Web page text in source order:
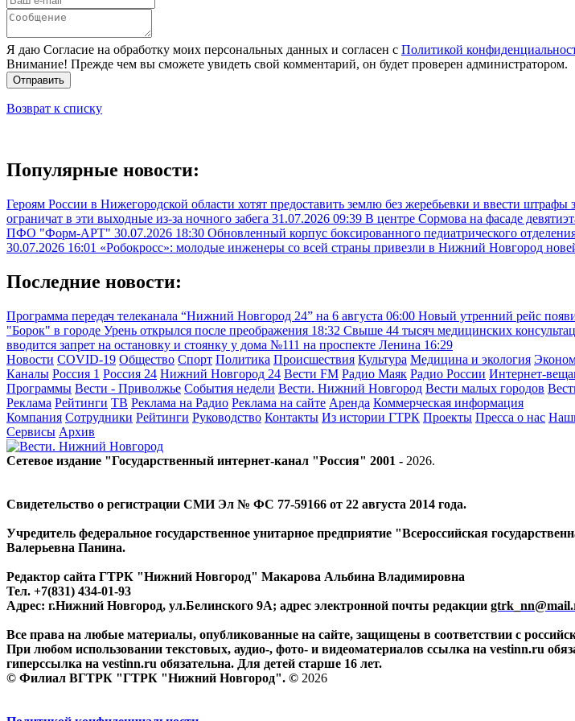
Я даю Согласие на обработку моих персональных данных и согласен с Политикой
Внимание! Прежде чем вы сможете увидеть свой комментарий, он будет проверен администратором.
Отправить
Возврат к списку
Популярные новости:
Героям России в Нижегородской области хотят предоставить землю без жеребьевки и ввести штрафы
ограничат в эти выходные из-за ночного забега 31.07.2026 09:39 В центре Сормова на фасаде
ПФО "Форм-АРТ" 30.07.2026 18:30 Обновленный корпус боксированного педиатрического
30.07.2026 16:01 «Робокросс»: молодые инженеры со всей страны привезли в Нижний Новгород
Последние новости:
Программа передач телеканала “Нижний Новгород 24” на 6 августа 06:00 Новый утренний рейс
"Борок" в городе Урень открылся после преображения 18:32 Свыше 44 тысяч медицинских
вводится запрет на остановку и стоянку у дома №111 на проспекте Ленина 16:29
Новости COVID-19 Общество Спорт Политика Происшествия Культура Медицина и экология
Каналы Россия 1 Россия 24 Нижний Новгород 24 Вести FM Радио Маяк Радио России Интернет-
Программы Вести - Приволжье События недели Вести. Нижний Новгород Вести малых городов
Реклама Рейтинги ТВ Реклама на Радио Реклама на сайте Аренда Коммерческая информация
Компания Сотрудники Рейтинги Руководство Контакты Из истории ГТРК Проекты Пресса о нас
Сервисы Архив
Сетевое издание "Государственный интернет-канал "Россия" 2001 - 2026.
Свидетельство о регистрации СМИ Эл № ФС 77-59166 от 22 августа 2014 года.
Учредитель федеральное государственное унитарное предприятие "Всероссийская
Валерьевна Панина.
Редактор сайта ГТРК "Нижний Новгород" Макарова Альбина Владимировна
Тел. +7(831) 434-01-93
Адрес: г.Нижний Новгород, ул.Белинского 9А; адрес электронной почты редакции
Все права на любые материалы, опубликованные на сайте, защищены в соответствии с
При любом использовании текстовых, аудио-, фото- и видеоматериалов ссылка на vestinn.ru
гиперссылка на vestinn.ru обязательна. Для детей старше 16 лет.
© Филиал ВГТРК "ГТРК "Нижний Новгород". © 2026